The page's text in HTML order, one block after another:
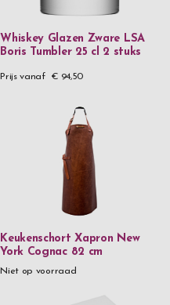
Whiskey Glazen Zware LSA
Boris Tumbler 25 cl 2 stuks
Prijs vanaf € 94,50
Keukenschort Xapron New
York Cognac 82 cm
Niet op voorraad